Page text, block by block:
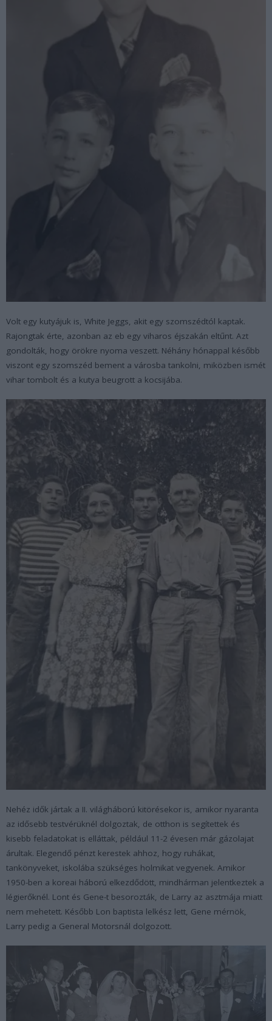
Volt egy kutyájuk is, White Jeggs, akit egy szomszédtól kaptak.
Rajongtak érte, azonban az eb egy viharos éjszakán eltűnt. Azt
gondolták, hogy örökre nyoma veszett. Néhány hónappal később
viszont egy szomszéd bement a városba tankolni, miközben ismét
vihar tombolt és a kutya beugrott a kocsijába.
Nehéz idők jártak a II. világháború kitörésekor is, amikor nyaranta
az idősebb testvérüknél dolgoztak, de otthon is segítettek és
kisebb feladatokat is elláttak, például 11-2 évesen már gázolajat
árultak. Elegendő pénzt kerestek ahhoz, hogy ruhákat,
tankönyveket, iskolába szükséges holmikat vegyenek. Amikor
1950-ben a koreai háború elkezdődött, mindhárman jelentkeztek a
légierőknél. Lont és Gene-t besorozták, de Larry az asztmája miatt
nem mehetett. Később Lon baptista lelkész lett, Gene mérnök,
Larry pedig a General Motorsnál dolgozott.